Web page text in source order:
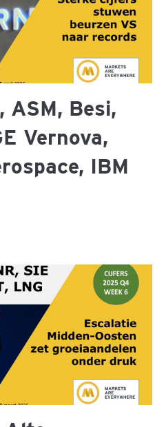
ASM, Besi,
Vernova,
IBM